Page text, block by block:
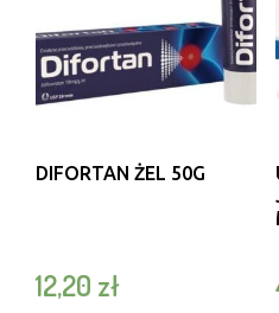
DIFORTAN ŻEL 50G
12,20 zł